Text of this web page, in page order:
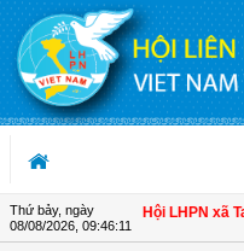
Truy cập nội dung luôn
Thứ bảy, ngày
08/08/2026, 09:46:12
hội viên | Hội LHPN xã Tam